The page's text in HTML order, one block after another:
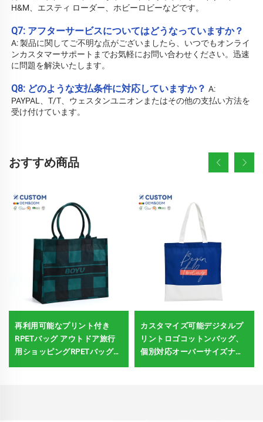
H&M、エスティ ローダー、ホビーロビーなどです。
A: 製品に関してご不明な点がございましたら、いつでもオンライ
ンカスタマーサポートまでお気軽にお問い合わせください。迅速
に問題を解決いたします。
Q8: どのような支払条件に対応していますか？ A:
PAYPAL、T/T、ウェスタンユニオンまたはその他の支払い方法を
受け付けています。
おすすめ商品
再利用可能なプリント付き
RPETバッグ アウトドア旅行
用ショッピングRPETバッグ
カスタマイズ可能デジタルプ
リントロゴコットンバッグ、
個別対応オーバーサイズナチ